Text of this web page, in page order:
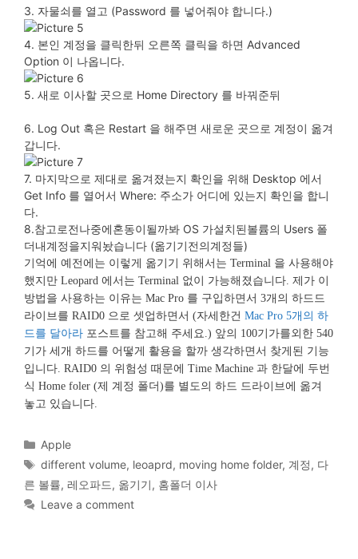
3. 자물쇠를 열고 (Password 를 넣어줘야 합니다.)
4. 본인 계정을 클릭한뒤 오른쪽 클릭을 하면 Advanced
Option 이 나옵니다.
5. 새로 이사할 곳으로 Home Directory 를 바꿔준뒤
6. Log Out 혹은 Restart 을 해주면 새로운 곳으로 계정이 옮겨
갑니다.
7. 마지막으로 제대로 옮겨졌는지 확인을 위해 Desktop 에서
Get Info 를 열어서 Where: 주소가 어디에 있는지 확인을 합니
다.
8.참고로전나중에혼동이될까봐 OS 가설치된볼륨의 Users 폴
더내계정을지워놨습니다 (옮기기전의계정들)
기억에 예전에는 이렇게 옮기기 위해서는 Terminal 을 사용해야
했지만 Leopard 에서는 Terminal 없이 가능해졌습니다. 제가 이
방법을 사용하는 이유는 Mac Pro 를 구입하면서 3개의 하드드
라이브를 RAID0 으로 셋업하면서 (자세한건 Mac Pro 5개의 하
드를 달아라 포스트를 참고해 주세요.) 앞의 100기가를외한 540
기가 세개 하드를 어떻게 활용을 할까 생각하면서 찾게된 기능
입니다. RAID0 의 위험성 때문에 Time Machine 과 한달에 두번
식 Home foler (제 계정 폴더)를 별도의 하드 드라이브에 옮겨
놓고 있습니다.
Categories
Apple
Tags
different volume, leoaprd, moving home folder, 계정, 다
른 볼률, 레오파드, 옮기기, 홈폴더 이사
Leave a comment